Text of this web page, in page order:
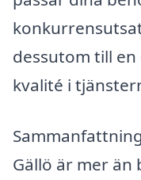
dessutom till
kvalité i
Gällö är mer